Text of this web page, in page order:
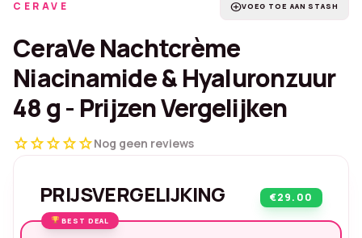
CERAVE add_circleVOEG TOE AAN STASH
CeraVe Nachtcrème
Niacinamide & Hyaluronzuur
48 g - Prijzen Vergelijken
starstarstarstarstarNog geen reviews
PRIJSVERGELIJKING €29.00
BEST DEAL